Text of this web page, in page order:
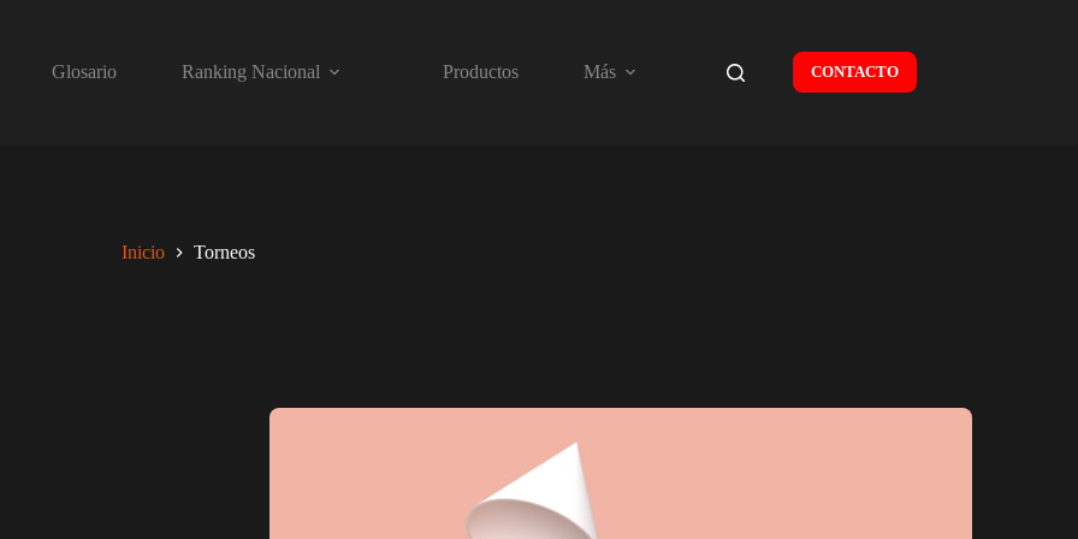
Glosario Ranking Nacional Productos Más CONTACTO
Inicio Torneos